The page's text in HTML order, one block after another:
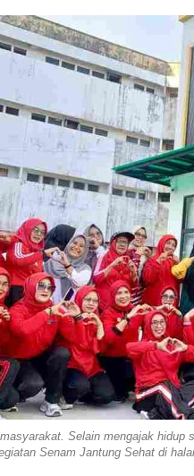
Selain mengajak
Senam Jantung Sehat di